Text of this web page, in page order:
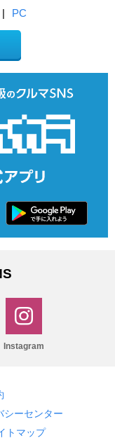
| PC
Instagram
シーセンター
トマップ